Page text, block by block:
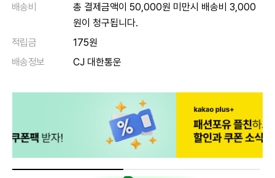
배송비
총 결제금액이 50,000원 미만시 배송비 3,000
원이 청구됩니다.
적립금
175원
배송정보
CJ 대한통운